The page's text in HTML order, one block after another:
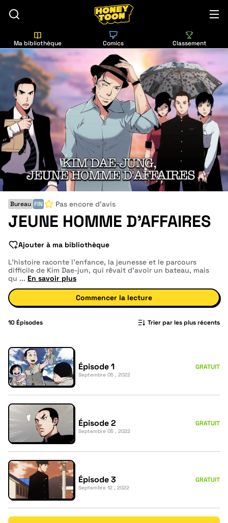
Ma bibliothèque Comics Classement
Bureau FIN Pas encore d'avis
JEUNE HOMME D'AFFAIRES
Ajouter à ma bibliothèque
L'histoire raconte l'enfance, la jeunesse et le parcours
difficile de Kim Dae-jun, qui rêvait d'avoir un bateau, mais
qu ... En savoir plus
Commencer la lecture
10Épisodes Trier par les plus récents
Épisode 1
Septembre 05 , 2022
GRATUIT
Épisode 2
Septembre 05 , 2022
GRATUIT
Épisode 3
Septembre 12 , 2022
GRATUIT